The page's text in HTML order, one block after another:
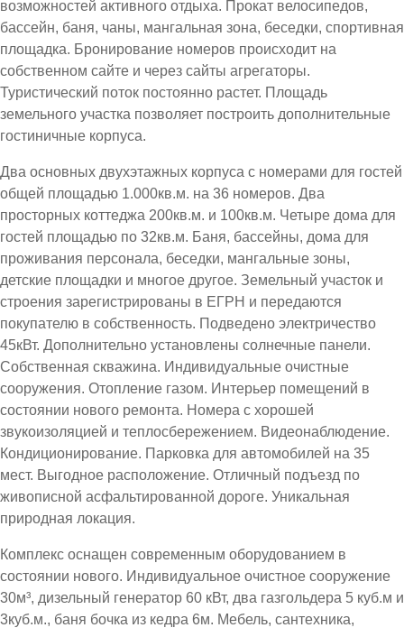
возможностей активного отдыха. Прокат велосипедов,
бассейн, баня, чаны, мангальная зона, беседки, спортивная
площадка. Бронирование номеров происходит на
собственном сайте и через сайты агрегаторы.
Туристический поток постоянно растет. Площадь
земельного участка позволяет построить дополнительные
гостиничные корпуса.
Два основных двухэтажных корпуса с номерами для гостей
общей площадью 1.000кв.м. на 36 номеров. Два
просторных коттеджа 200кв.м. и 100кв.м. Четыре дома для
гостей площадью по 32кв.м. Баня, бассейны, дома для
проживания персонала, беседки, мангальные зоны,
детские площадки и многое другое. Земельный участок и
строения зарегистрированы в ЕГРН и передаются
покупателю в собственность. Подведено электричество
45кВт. Дополнительно установлены солнечные панели.
Собственная скважина. Индивидуальные очистные
сооружения. Отопление газом. Интерьер помещений в
состоянии нового ремонта. Номера с хорошей
звукоизоляцией и теплосбережением. Видеонаблюдение.
Кондиционирование. Парковка для автомобилей на 35
мест. Выгодное расположение. Отличный подъезд по
живописной асфальтированной дороге. Уникальная
природная локация.
Комплекс оснащен современным оборудованием в
состоянии нового. Индивидуальное очистное сооружение
30м³, дизельный генератор 60 кВт, два газгольдера 5 куб.м и
3куб.м., баня бочка из кедра 6м. Мебель, сантехника,